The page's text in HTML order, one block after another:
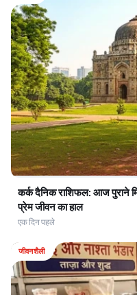
कर्क दैनिक राशिफल: आज पुराने
प्रेम जीवन का हाल
एक दिन पहले
जीवनशैली